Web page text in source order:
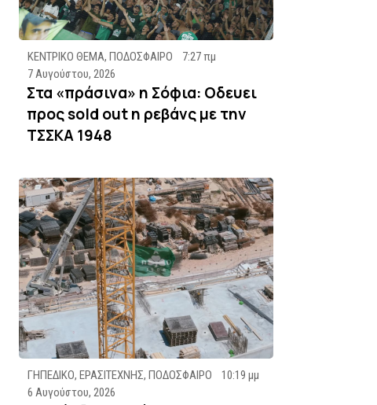
ΚΕΝΤΡΙΚΟ ΘΕΜΑ, ΠΟΔΟΣΦΑΙΡΟ
7:27 πμ
7 Αυγούστου, 2026
Στα «πράσινα» η Σόφια: Οδευει
προς sold out η ρεβάνς με την
ΤΣΣΚΑ 1948
ΓΗΠΕΔΙΚΟ, ΕΡΑΣΙΤΕΧΝΗΣ, ΠΟΔΟΣΦΑΙΡΟ
10:19 μμ
6 Αυγούστου, 2026